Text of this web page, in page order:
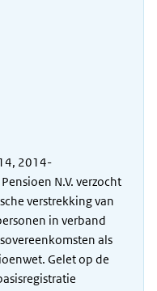
2014-
N.V. verzocht
verstrekking van
in verband
als
Gelet op de